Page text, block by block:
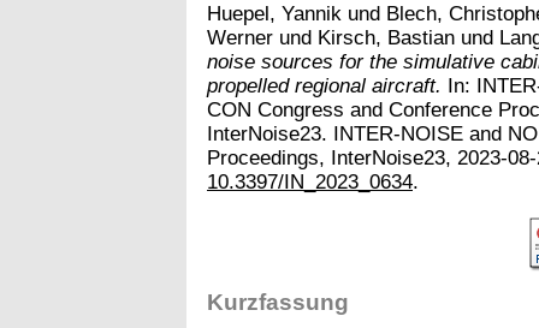
Huepel, Yannik und Blech,
Werner und Kirsch, Bastian und
noise sources for the simulative
propelled regional aircraft. In:
CON Congress and Conference
InterNoise23. INTER-NOISE and
Proceedings, InterNoise23, 2023-
10.3397/IN_2023_0634.
Kurzfassung